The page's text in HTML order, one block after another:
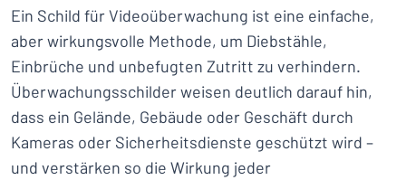
Ein Schild für Videoüberwachung ist eine einfache,
aber wirkungsvolle Methode, um Diebstähle,
Einbrüche und unbefugten Zutritt zu verhindern.
Überwachungsschilder weisen deutlich darauf hin,
dass ein Gelände, Gebäude oder Geschäft durch
Kameras oder Sicherheitsdienste geschützt wird –
und verstärken so die Wirkung jeder